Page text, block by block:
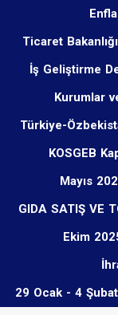
Ticaret
İş Geliştirme
Kurumlar
Türkiye-
KOSGEB
Mayıs
GIDA SATIŞ VE
Ekim
29 Ocak - 4